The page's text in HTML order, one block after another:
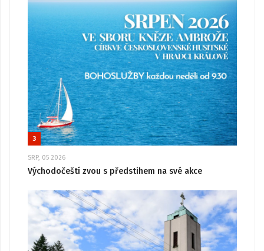
3
SRP, 05 2026
Východočeští zvou s předstihem na své akce